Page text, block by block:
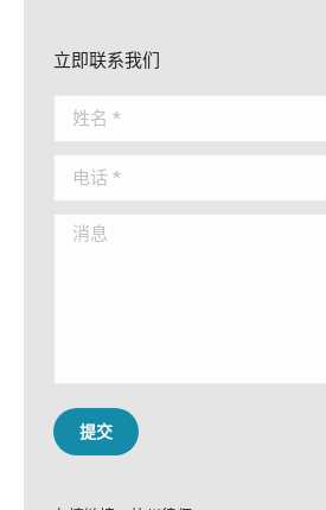
立即联系我们
姓名 *
电话 *
消息
提交